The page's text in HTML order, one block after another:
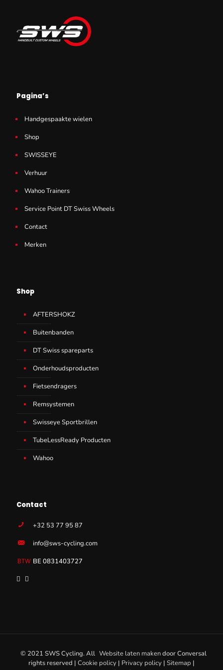
Pagina’s
Handgespaakte wielen
Shop
SWISSEYE
Verhuur
Wahoo Trainers
Service Point DT Swiss Wheels
Contact
Merken
Shop
AFTERSHOKZ
Buitenbanden
DT Swiss spareparts
Onderhoudsproducten
Fietsendragers
Remsystemen
Swisseye Sportbrillen
TubeLessReady Producten
Wahoo
Contact
+32 53 77 95 87
info@sws-cycling.com
BE 0831403727
Website laten makendoorConversal
© 2021 SWS Cycling. All
rights reserved | Cookie policy | Privacy policy | Sitemap |